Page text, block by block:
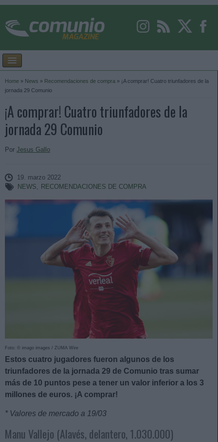
Home » News » Recomendaciones de compra » ¡A comprar! Cuatro triunfadores de la
jornada 29 Comunio
¡A comprar! Cuatro triunfadores de la
jornada 29 Comunio
Por Jesus Gallo
19. marzo 2022
NEWS, RECOMENDACIONES DE COMPRA
Foto: © imago images / ZUMA Wire
Estos cuatro jugadores fueron algunos de los
triunfadores de la jornada 29 de Comunio tras sumar
más de 10 puntos pese a tener un valor inferior a los 3
millones de euros. ¡A comprar!
* Valores de mercado a 19/03
Manu Vallejo (Alavés, delantero, 1.030.000)